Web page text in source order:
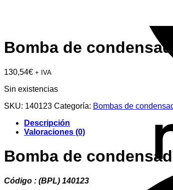
Bomba de
130,54€ + IVA
Sin existencias
SKU: 140123 Categoría: Bombas de
Descripción
Valoraciones (0)
Bomba de
Código : (BPL) 140123